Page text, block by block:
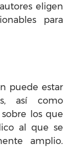
eligen
para
puede estar
así como
los que
al que se
amplio.